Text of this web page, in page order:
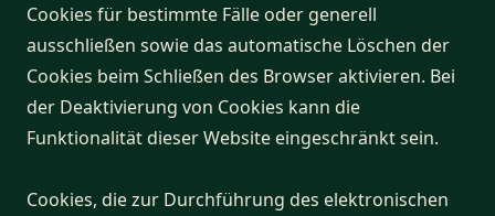
Cookies für bestimmte Fälle oder generell
ausschließen sowie das automatische Löschen der
Cookies beim Schließen des Browser aktivieren. Bei
der Deaktivierung von Cookies kann die
Funktionalität dieser Website eingeschränkt sein.
Cookies, die zur Durchführung des elektronischen